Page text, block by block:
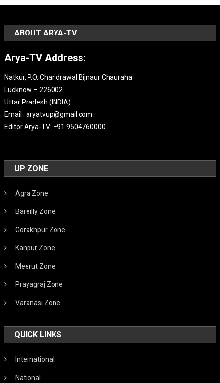
ABOUT ARYA-TV
Arya-TV Address:
Natkur, P.O. Chandrawal Bijnaur Chauraha
Lucknow – 226002
Uttar Pradesh (INDIA).
Email : aryatvup@gmail.com
Editor Arya-TV: +91 9504760000
UP ZONE
Agra Zone
Bareilly Zone
Gorakhpur Zone
Kanpur Zone
Meerut Zone
Prayagraj Zone
Varanasi Zone
QUICK LINKS
International
National